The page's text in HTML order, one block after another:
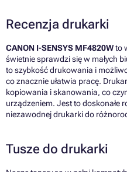
Recenzja drukarki
CANON I-SENSYS MF4820Wto
świetnie sprawdzi się w małych
to szybkość drukowania i
co znacznie ułatwia pracę.
kopiowania i skanowania, co
urządzeniem. Jest to doskonałe
niezawodnej drukarki do
Tusze do drukarki